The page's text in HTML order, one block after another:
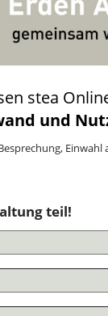
stea
und
Einwahl
teil!